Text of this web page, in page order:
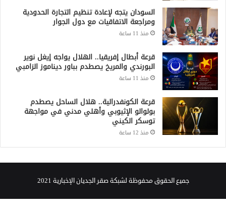
قرعة أبطال إفريقيا.. الهلال يواجه إيغل نوير
البورندي والمريخ يصطدم بباور ديناموز الزامبي
منذ 11 ساعة
قرعة الكونفدرالية.. هلال الساحل يصطدم
بولوالو الإثيوبي وأهلي مدني في مواجهة
توسكر الكيني
جميع الحقوق محفوظة لشبكة صقر الجديان الإخبارية 2021